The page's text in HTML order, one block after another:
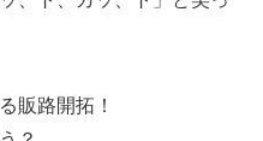
販路開拓！